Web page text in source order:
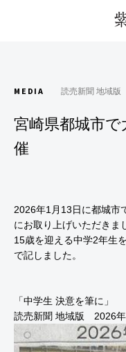
MEDIA 読売新聞 地域版
宮崎県都城市で
催
2026年1月13日に都城市
にお取り上げいただきま
15歳を迎える中学2年生
で記しました。
「中学生 決意を筆に」
読売新聞 地域版 2026年